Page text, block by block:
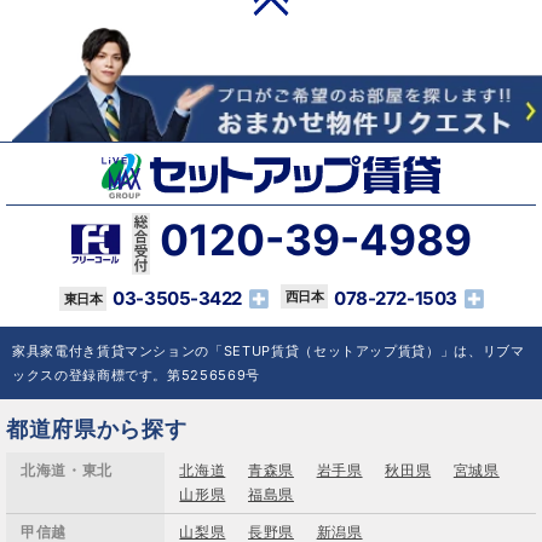
0120-39-4989
03-3505-3422 078-272-1503
家具家電付き賃貸マンションの「SETUP賃貸（セットアップ賃貸）」は、リブマ
ックスの登録商標です。第5256569号
都道府県から探す
北海道・東北 北海道 青森県 岩手県 秋田県
宮城県
山形県
福島県
甲信越 山梨県 長野県 新潟県